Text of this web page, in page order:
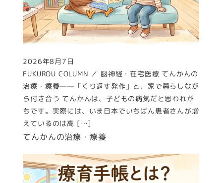
てんかんの治療・療養
FUKUROU COLUMN ／ 脳神経・在宅医療 てんかんの
治療・療養――「くり返す発作」と、家で暮らしなが
ら付き合う てんかんは、子どもの病気だと思われが
ちです。実際には、いま日本でいちばん患者さんが増
えているのは高 […]
投稿日
2026年8月7日